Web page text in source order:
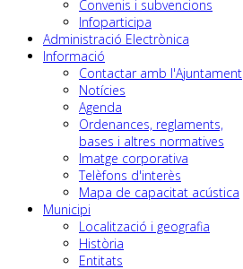
Convenis i subvencions
Infoparticipa
Administració Electrònica
Informació
Contactar amb l'Ajuntament
Notícies
Agenda
Ordenances, reglaments,
bases i altres normatives
Imatge corporativa
Telèfons d'interès
Mapa de capacitat acústica
Municipi
Localització i geografia
Història
Entitats